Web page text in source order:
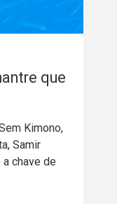
que
Kimono,
Samir
chave de